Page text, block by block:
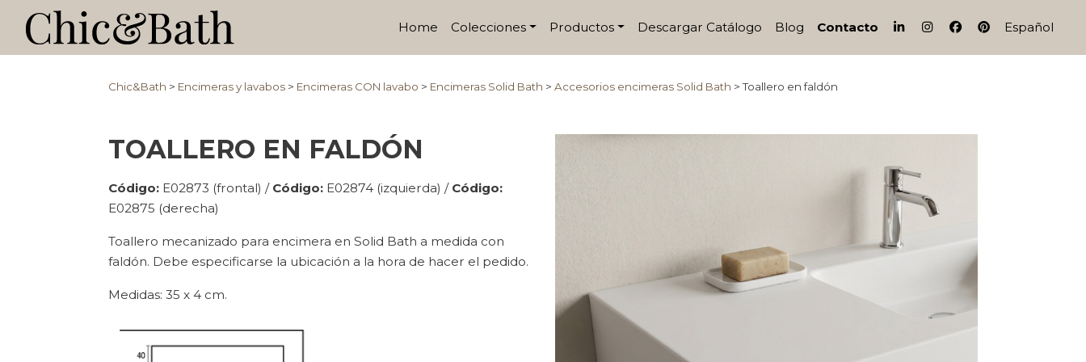
Home Colecciones Productos Descargar Catálogo Blog Contacto FB Español
Chic&Bath > Encimeras y lavabos > Encimeras CON lavabo > Encimeras Solid Bath > Accesorios encimeras Solid Bath >Toallero en faldón
TOALLERO EN FALDÓN
Código: E02873 (frontal) / Código: E02874 (izquierda) / Código:
E02875 (derecha)
Toallero mecanizado para encimera en Solid Bath a medida con
faldón. Debe especificarse la ubicación a la hora de hacer el pedido.
Medidas: 35 x 4 cm.